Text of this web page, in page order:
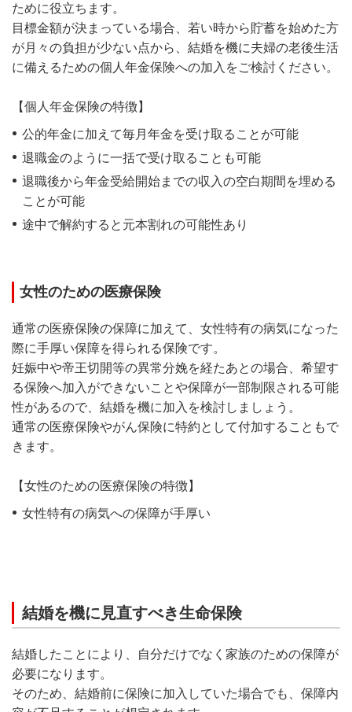
ために役立ちます。
目標金額が決まっている場合、若い時から貯蓄を始めた方
が月々の負担が少ない点から、結婚を機に夫婦の老後生活
に備えるための個人年金保険への加入をご検討ください。
【個人年金保険の特徴】
公的年金に加えて毎月年金を受け取ることが可能
退職金のように一括で受け取ることも可能
退職後から年金受給開始までの収入の空白期間を埋める
ことが可能
途中で解約すると元本割れの可能性あり
女性のための医療保険
通常の医療保険の保障に加えて、女性特有の病気になった
際に手厚い保障を得られる保険です。
妊娠中や帝王切開等の異常分娩を経たあとの場合、希望す
る保険へ加入ができないことや保障が一部制限される可能
性があるので、結婚を機に加入を検討しましょう。
通常の医療保険やがん保険に特約として付加することもで
きます。
【女性のための医療保険の特徴】
女性特有の病気への保障が手厚い
結婚を機に見直すべき生命保険
結婚したことにより、自分だけでなく家族のための保障が
必要になります。
そのため、結婚前に保険に加入していた場合でも、保障内